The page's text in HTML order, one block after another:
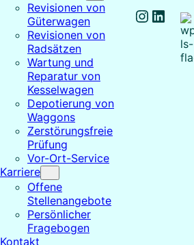
Revisionen von
Güterwagen
Revisionen von
Radsätzen
Wartung und
Reparatur von
Kesselwagen
Depotierung von
Waggons
Zerstörungsfreie
Prüfung
Vor-Ort-Service
Karriere
Offene
Stellenangebote
Persönlicher
Fragebogen
Kontakt